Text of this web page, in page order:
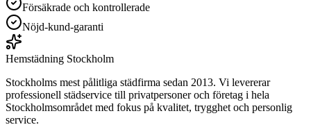
Försäkrade och kontrollerade
Nöjd-kund-garanti
Hemstädning Stockholm
Stockholms mest pålitliga städfirma sedan 2013. Vi levererar
professionell städservice till privatpersoner och företag i hela
Stockholmsområdet med fokus på kvalitet, trygghet och personlig
service.